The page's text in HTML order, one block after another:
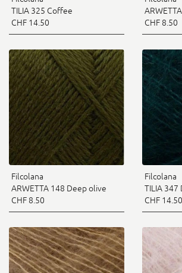
TILIA 325 Coffee
CHF 14.50
CHF 8.50
Filcolana
ARWETTA 148 Deep olive
CHF 8.50
Filcolana
TILIA 347
CHF 14.50